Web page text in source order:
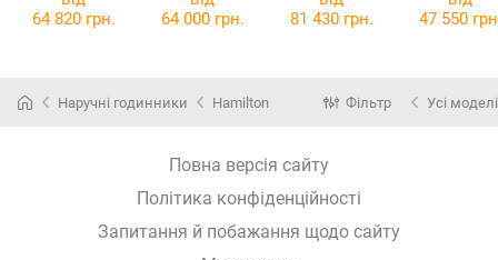
H64615135
H77765141
97.00
64 820 грн.
64 000 грн.
81 430 грн.
47 550
Наручні годинники Hamilton Фільтр Усі моделі
Повна версія сайту
Політика конфіденційності
Запитання й побажання щодо сайту